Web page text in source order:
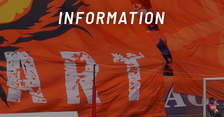
INFORMATION